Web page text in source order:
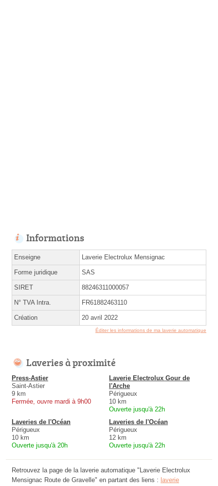
Informations
Enseigne Laverie Electrolux Mensignac
Forme juridique SAS
SIRET 88246311000057
N° TVA Intra. FR61882463110
Création 20 avril 2022
Éditer les informations de ma laverie automatique
Laveries à proximité
Press-Astier
Saint-Astier
9 km
Fermée, ouvre mardi à 9h00
Laverie Electrolux Gour de
l'Arche
Périgueux
10 km
Ouverte jusqu'à 22h
Laveries de l'Océan
Périgueux
10 km
Ouverte jusqu'à 20h
Laveries de l'Océan
Périgueux
12 km
Ouverte jusqu'à 22h
Retrouvez la page de la laverie automatique "Laverie Electrolux
Mensignac Route de Gravelle" en partant des liens : laverie